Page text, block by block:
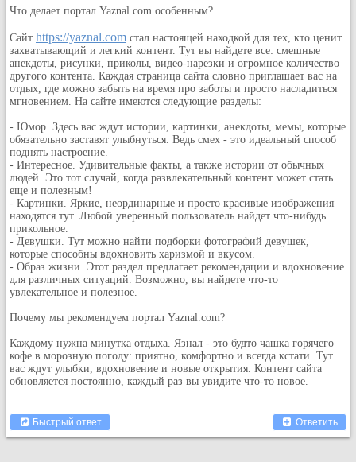
Главная
Поиск
Новые сообщения
Беседы
Игры
Физкультура и спорт
Видео и Кино
Авто. Мото.
Космос
Домашние питомцы
Медицина
Компьютер
Ещё
Группы
Норм
Музыкальный архив
Дело
Организации
Что делает портал Yaznal.com особенным?
Сайт https://yaznal.com стал настоящей находкой для тех, кто ценит
захватывающий и легкий контент. Тут вы найдете все: смешные
анекдоты, рисунки, приколы, видео-нарезки и огромное количество
другого контента. Каждая страница сайта словно приглашает вас на
отдых, где можно забыть на время про заботы и просто насладиться
мгновением. На сайте имеются следующие разделы:
- Юмор. Здесь вас ждут истории, картинки, анекдоты, мемы, которые
обязательно заставят улыбнуться. Ведь смех - это идеальный способ
поднять настроение.
- Интересное. Удивительные факты, а также истории от обычных
людей. Это тот случай, когда развлекательный контент может стать
еще и полезным!
- Картинки. Яркие, неординарные и просто красивые изображения
находятся тут. Любой уверенный пользователь найдет что-нибудь
прикольное.
- Девушки. Тут можно найти подборки фотографий девушек,
которые способны вдохновить харизмой и вкусом.
- Образ жизни. Этот раздел предлагает рекомендации и вдохновение
для различных ситуаций. Возможно, вы найдете что-то
увлекательное и полезное.
Почему мы рекомендуем портал Yaznal.com?
Каждому нужна минутка отдыха. Язнал - это будто чашка горячего
кофе в морозную погоду: приятно, комфортно и всегда кстати. Тут
вас ждут улыбки, вдохновение и новые открытия. Контент сайта
обновляется постоянно, каждый раз вы увидите что-то новое.
Быстрый ответ Ответить